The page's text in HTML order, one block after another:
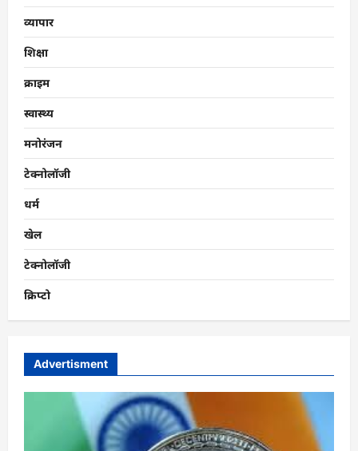
व्यापार
शिक्षा
क्राइम
स्वास्थ्य
मनोरंजन
टेक्नोलॉजी
धर्म
खेल
टेक्नोलॉजी
क्रिप्टो
Advertisment